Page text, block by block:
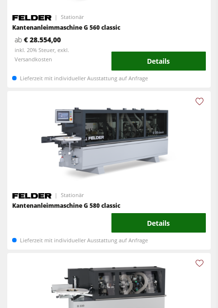
Stationär
Kantenanleimmaschine G 560 classic
ab€ 28.554,00
inkl. 20% Steuer, exkl.
Versandkosten
Details
Lieferzeit mit individueller Ausstattung auf Anfrage
Stationär
Kantenanleimmaschine G 580 classic
Details
Lieferzeit mit individueller Ausstattung auf Anfrage